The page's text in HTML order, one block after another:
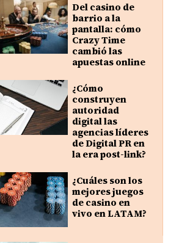
Del casino de
barrio a la
pantalla: cómo
Crazy Time
cambió las
apuestas online
¿Cómo
construyen
autoridad
digital las
agencias líderes
de Digital PR en
la era post-link?
¿Cuáles son los
mejores juegos
de casino en
vivo en LATAM?